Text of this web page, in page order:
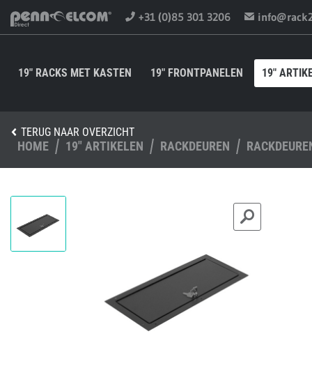
+31 (0)85 301 3206
19" RACKS MET KASTEN 19" FRONTPANELEN 19"
TERUG NAAR OVERZICHT
HOME 19" ARTIKELEN RACKDEUREN